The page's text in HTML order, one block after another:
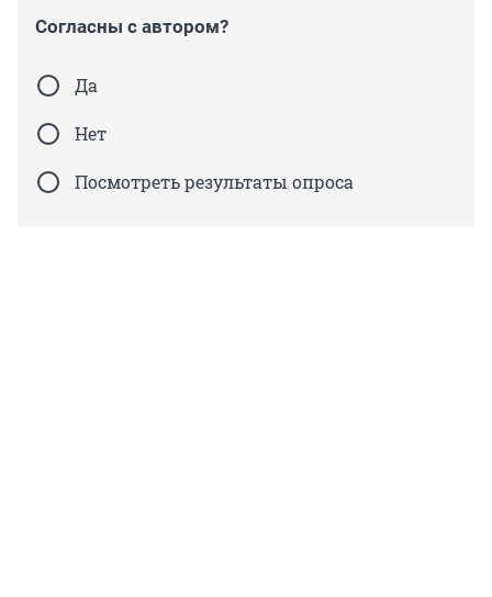
Согласны с автором?
Да
Нет
Посмотреть результаты опроса